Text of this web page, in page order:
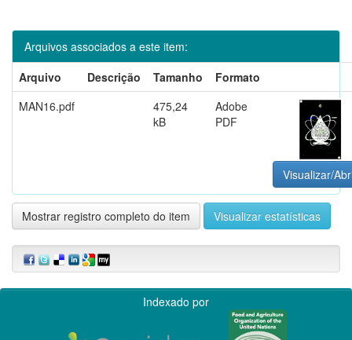
Arquivos associados a este item:
Arquivo
Descrição Tamanho
Formato
MAN16.pdf
475,24
kB
Adobe
PDF
Visualizar/
Mostrar registro completo do item Visualizar estatísticas
Indexado por